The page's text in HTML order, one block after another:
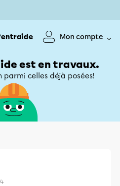
Mon compte
est en travaux.
celles déjà posées!